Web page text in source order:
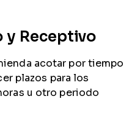
y Receptivo
acotar por tiempo
plazos para los
u otro periodo